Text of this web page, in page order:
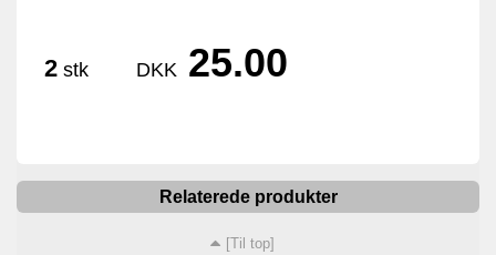
2 stk DKK 25.00
Relaterede produkter
[Til top]